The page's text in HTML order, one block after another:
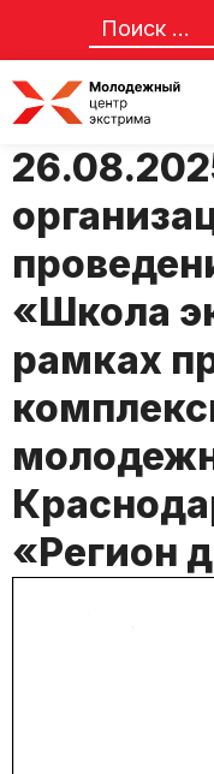
«Школа
рамках
«Регион